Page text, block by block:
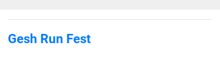
Gesh Run Fest